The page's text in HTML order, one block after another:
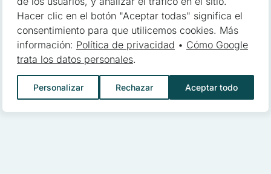
Hacer clic en el botón "Aceptar todas" significa el
consentimiento para que utilicemos cookies. Más
información: Política de privacidad • Cómo Google
trata los datos personales.
Personalizar Rechazar Aceptar todo
a los propietarios de sitios web a comprender cómo los
información de forma anónima